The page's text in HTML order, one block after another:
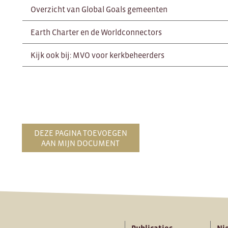
Overzicht van Global Goals gemeenten
Earth Charter en de Worldconnectors
Kijk ook bij: MVO voor kerkbeheerders
DEZE PAGINA TOEVOEGEN
AAN MIJN DOCUMENT